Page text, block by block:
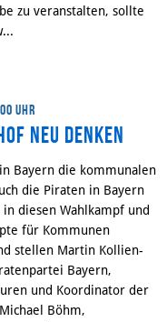
zu veranstalten, sollte
Uhr
neu denken
Bayern die kommunalen
die Piraten in Bayern
diesen Wahlkampf und
für Kommunen
stellen Martin Kollien-
Bayern,
und Koordinator der
Böhm,